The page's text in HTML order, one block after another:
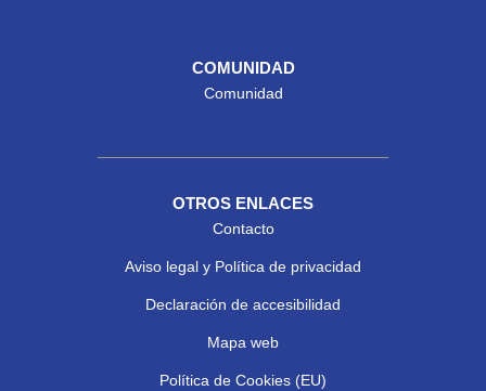
COMUNIDAD
Comunidad
OTROS ENLACES
Contacto
Aviso legal y Política de privacidad
Declaración de accesibilidad
Mapa web
Política de Cookies (EU)